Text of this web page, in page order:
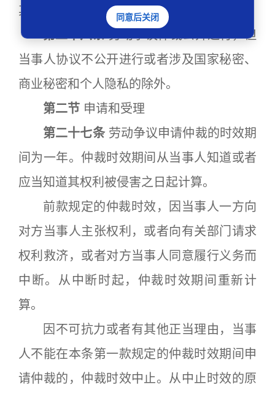
其近亲属或者代理人参加仲裁活动。
第二十六条劳动争议仲裁公开进行，但
当事人协议不公开进行或者涉及国家秘密、
商业秘密和个人隐私的除外。
第二节 申请和受理
第二十七条劳动争议申请仲裁的时效期
间为一年。仲裁时效期间从当事人知道或者
应当知道其权利被侵害之日起计算。
前款规定的仲裁时效，因当事人一方向
对方当事人主张权利，或者向有关部门请求
权利救济，或者对方当事人同意履行义务而
中断。从中断时起，仲裁时效期间重新计
算。
因不可抗力或者有其他正当理由，当事
人不能在本条第一款规定的仲裁时效期间申
请仲裁的，仲裁时效中止。从中止时效的原
同意后关闭